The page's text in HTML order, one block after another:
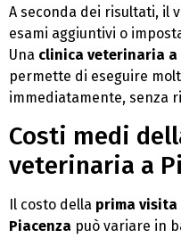
A seconda dei risultati, il
esami aggiuntivi o
Una clinica veterinaria a
permette di eseguire
immediatamente, senza
Costi medi
veterinaria a
Il costo della prima
Piacenza può variare in